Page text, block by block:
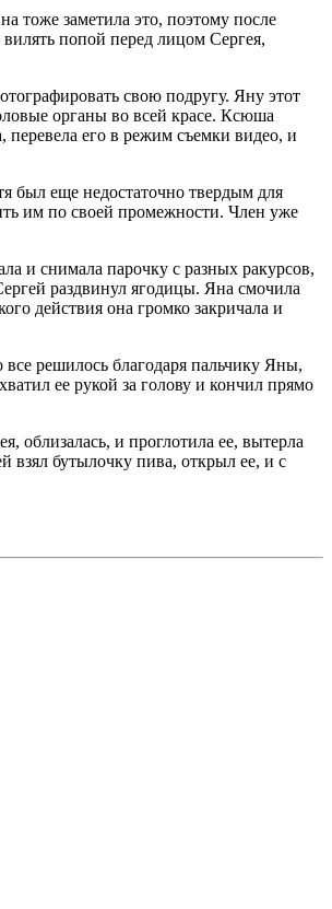
тоже заметила это, поэтому после
вилять попой перед лицом Сергея,
свою подругу. Яну этот
органы во всей красе. Ксюша
перевела его в режим съемки видео, и
был еще недостаточно твердым для
им по своей промежности. Член уже
и снимала парочку с разных ракурсов,
раздвинул ягодицы. Яна смочила
действия она громко закричала и
решилось благодаря пальчику Яны,
ее рукой за голову и кончил прямо
облизалась, и проглотила ее, вытерла
взял бутылочку пива, открыл ее, и с